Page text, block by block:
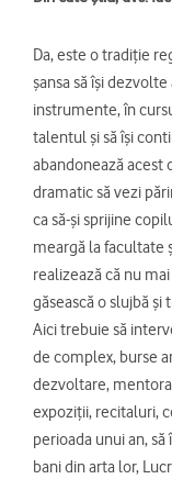
Da, este o tradiție
șansa să își
instrumente, în
talentul și să își
abandonează acest
dramatic să vezi
ca să-și sprijine
meargă la facultate
realizează că nu
găsească o slujbă și
Aici trebuie să
de complex, burse
dezvoltare,
expoziții, recitaluri,
perioada unui an,
bani din arta lor,